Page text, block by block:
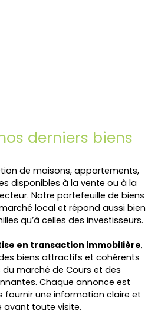
derniers biens
de maisons, appartements,
disponibles à la vente ou à la
Notre portefeuille de biens
local et répond aussi bien
qu’à celles des investisseurs.
en transaction immobilière,
biens attractifs et cohérents
du marché de Cours et des
Chaque annonce est
fournir une information claire et
avant toute visite.